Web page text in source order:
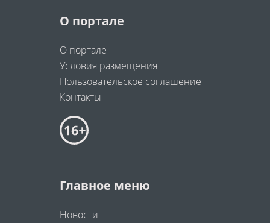
О портале
О портале
Условия размещения
Пользовательское соглашение
Контакты
Главное меню
Новости